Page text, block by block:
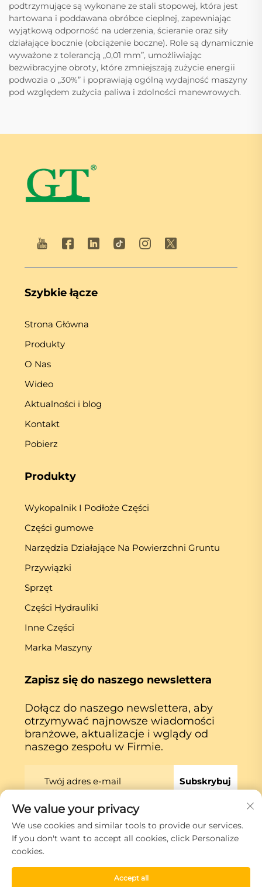
podtrzymujące są wykonane ze stali stopowej, która jest
hartowana i poddawana obróbce cieplnej, zapewniając
wyjątkową odporność na uderzenia, ścieranie oraz siły
działające bocznie (obciążenie boczne). Role są dynamicznie
wyważone z tolerancją „0,01 mm”, umożliwiając
bezwibracyjne obroty, które zmniejszają zużycie energii
podwozia o „30%” i poprawiają ogólną wydajność maszyny
pod względem zużycia paliwa i zdolności manewrowych.
Szybkie łącze
Strona Główna
Produkty
O Nas
Wideo
Aktualności i blog
Kontakt
Pobierz
Produkty
Wykopalnik I Podłoże Części
Części gumowe
Narzędzia Działające Na Powierzchni Gruntu
Przywiązki
Sprzęt
Części Hydrauliki
Inne Części
Marka Maszyny
Zapisz się do naszego newslettera
Dołącz do naszego newslettera, aby
otrzymywać najnowsze wiadomości
branżowe, aktualizacje i wglądy od
naszego zespołu w Firmie.
Subskrybuj
Prawa autorskie © Xiamen Globe Machine Co.,ltd.
Polityka prywatności
We value your privacy
We use cookies and similar tools to provide our services.
If you don't want to accept all cookies, click Personalize
cookies.
Accept all